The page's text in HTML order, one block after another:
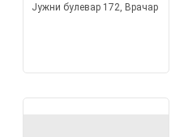
Јужни булевар 172, Врачар